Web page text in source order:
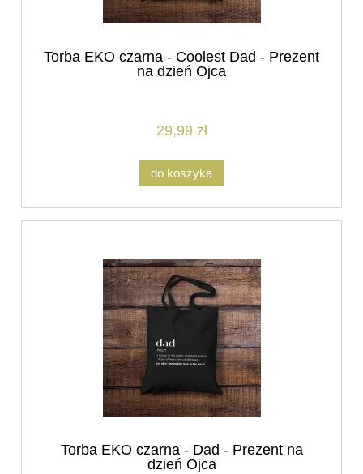
Torba EKO czarna - Coolest Dad - Prezent
na dzień Ojca
29,99 zł
do koszyka
Torba EKO czarna - Dad - Prezent na
dzień Ojca